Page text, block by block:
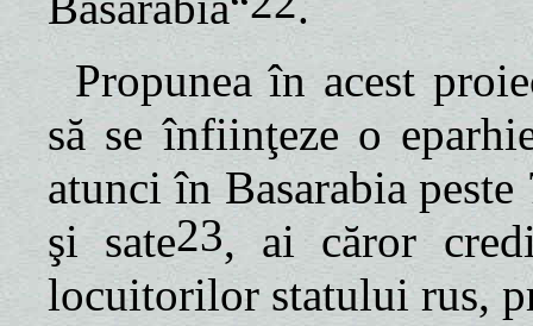
Propunea în acest
să se înfiinţeze o
atunci în Basarabia
şi sate23, ai căror
locuitorilor statului rus,